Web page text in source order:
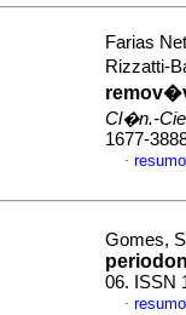
Farias
Rizzatti-
Cl�n.-
1677-
·
Gomes,
06. ISSN
·